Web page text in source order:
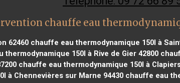
chauffe eau
62460 chauffe eau thermodynamique 150l à
150l à Rive de Gier 42800
chauffe eau thermodynamique 150l à
à Chennevières sur Marne 94430chauffe eau